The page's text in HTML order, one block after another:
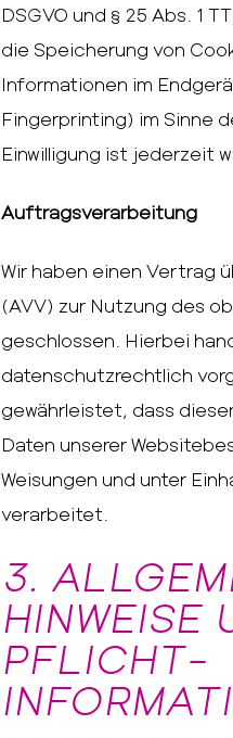
DSGVO und § 25 Abs. 1
die Speicherung von
Informationen im
Fingerprinting) im Sinne
Einwilligung ist jederzeit
Auftragsverarbeitung
Wir haben einen Vertrag
(AVV) zur Nutzung des
geschlossen. Hierbei
datenschutzrechtlich
gewährleistet, dass
Daten unserer
Weisungen und unter
verarbeitet.
3.
HINWEISE
PFLICHT­